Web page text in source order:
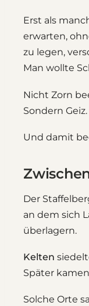
Erst als
erwarten,
zu legen,
Man wollte
Nicht Zorn
Sondern Geiz.
Und damit
Der
an dem sich
überlagern.
Kelten
Später
Solche Orte